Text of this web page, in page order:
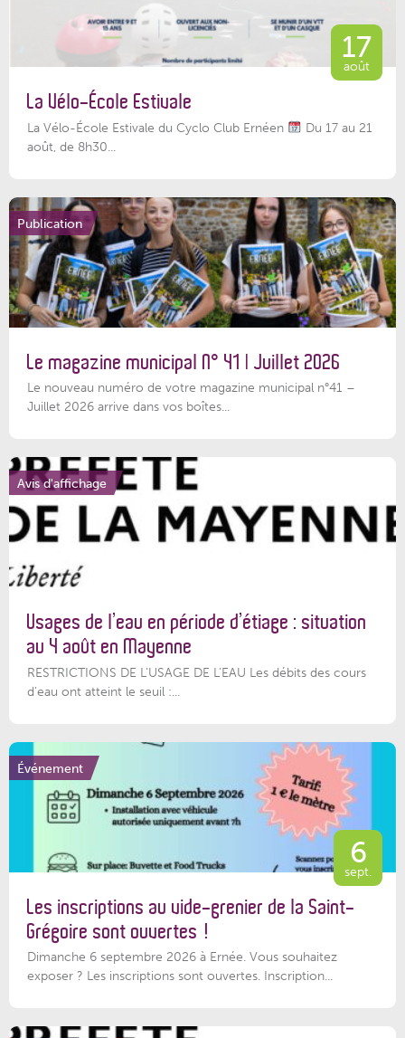
17
août
La Vélo-École Estivale
La Vélo-École Estivale du Cyclo Club Ernéen
Du 17 au 21
août, de 8h30...
Publication
Le magazine municipal N° 41 | Juillet 2026
Le nouveau numéro de votre magazine municipal n°41 –
Juillet 2026 arrive dans vos boîtes...
Avis d'affichage
Usages de l’eau en période d’étiage : situation
au 4 août en Mayenne
RESTRICTIONS DE L’USAGE DE L’EAU Les débits des cours
d'eau ont atteint le seuil :...
Événement
6
sept.
Les inscriptions au vide-grenier de la Saint-
Grégoire sont ouvertes !
Dimanche 6 septembre 2026 à Ernée. Vous souhaitez
exposer ? Les inscriptions sont ouvertes. Inscription...